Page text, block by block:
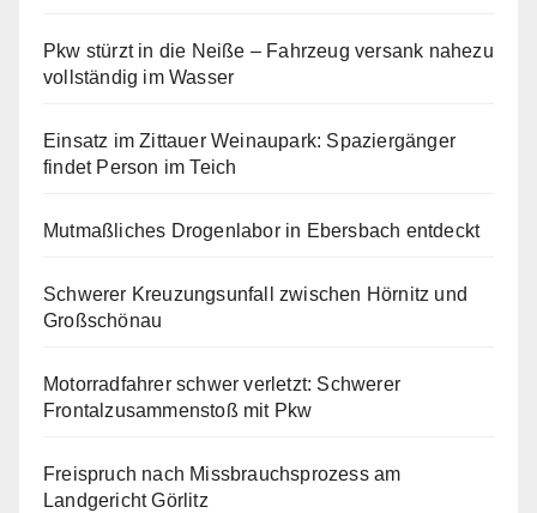
Pkw stürzt in die Neiße – Fahrzeug versank nahezu
vollständig im Wasser
Einsatz im Zittauer Weinaupark: Spaziergänger
findet Person im Teich
Mutmaßliches Drogenlabor in Ebersbach entdeckt
Schwerer Kreuzungsunfall zwischen Hörnitz und
Großschönau
Motorradfahrer schwer verletzt: Schwerer
Frontalzusammenstoß mit Pkw
Freispruch nach Missbrauchsprozess am
Landgericht Görlitz